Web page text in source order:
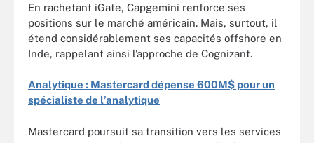
En rachetant iGate, Capgemini renforce ses
positions sur le marché américain. Mais, surtout, il
étend considérablement ses capacités offshore en
Inde, rappelant ainsi l’approche de Cognizant.
Analytique : Mastercard dépense 600M$ pour un
spécialiste de l’analytique
Mastercard poursuit sa transition vers les services